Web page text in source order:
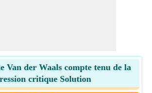
Van der Waals compte tenu de la
critique Solution